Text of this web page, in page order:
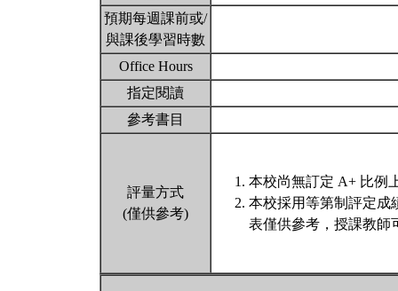
預期每週課前或/
與課後學習時數
Office Hours
指定閱讀
參考書目
評量方式
(僅供參考)
本校尚無訂定 A+ 比例
本校採用等第制評定成
表僅供參考，授課教師